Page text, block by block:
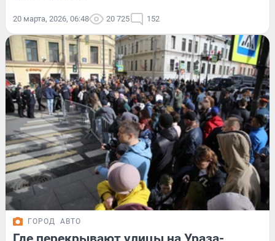
20 марта, 2026, 06:48 20 725 152
ГОРОД АВТО